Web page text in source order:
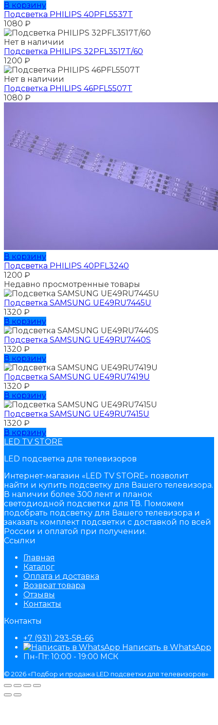
В корзину
Подсветка PHILIPS 40PFL5537T
1080 ₽
Нет в наличии
Подсветка PHILIPS 32PFL3517T/60
1200 ₽
Нет в наличии
Подсветка PHILIPS 46PFL5507T
1080 ₽
В корзину
Подсветка PHILIPS 40PFL3240
1200 ₽
Недавно просмотренные товары
Подсветка SAMSUNG UЕ49RU7445U
1320 ₽
В корзину
Подсветка SAMSUNG UЕ49RU7440S
1320 ₽
В корзину
Подсветка SAMSUNG UЕ49RU7419U
1320 ₽
В корзину
Подсветка SAMSUNG UЕ49RU7415U
1320 ₽
В корзину
LED TV STORE
LED подсветка для телевизоров
Интернет-магазин «LED TV STORE» позволит
найти и купить подсветку для Вашего телевизора.
В наличии более 300 лент и планок
светодиодной подсветки для ТВ. Поможем
подобрать подсветку для Вашего телевизора и
заказать комплект подсветки с доставкой по всей
России и оплатой при получении.
Ссылки
Главная
Каталог
Оплата и доставка
Возврат товара
Отзывы
Контакты
Контакты
+7 (931) 293-58-66
Написать в WhatsApp
Пн-Пт: 10:00 - 19:00 МСК
© 2026 «Подбор и продажа LED подсветки для телевизоров»